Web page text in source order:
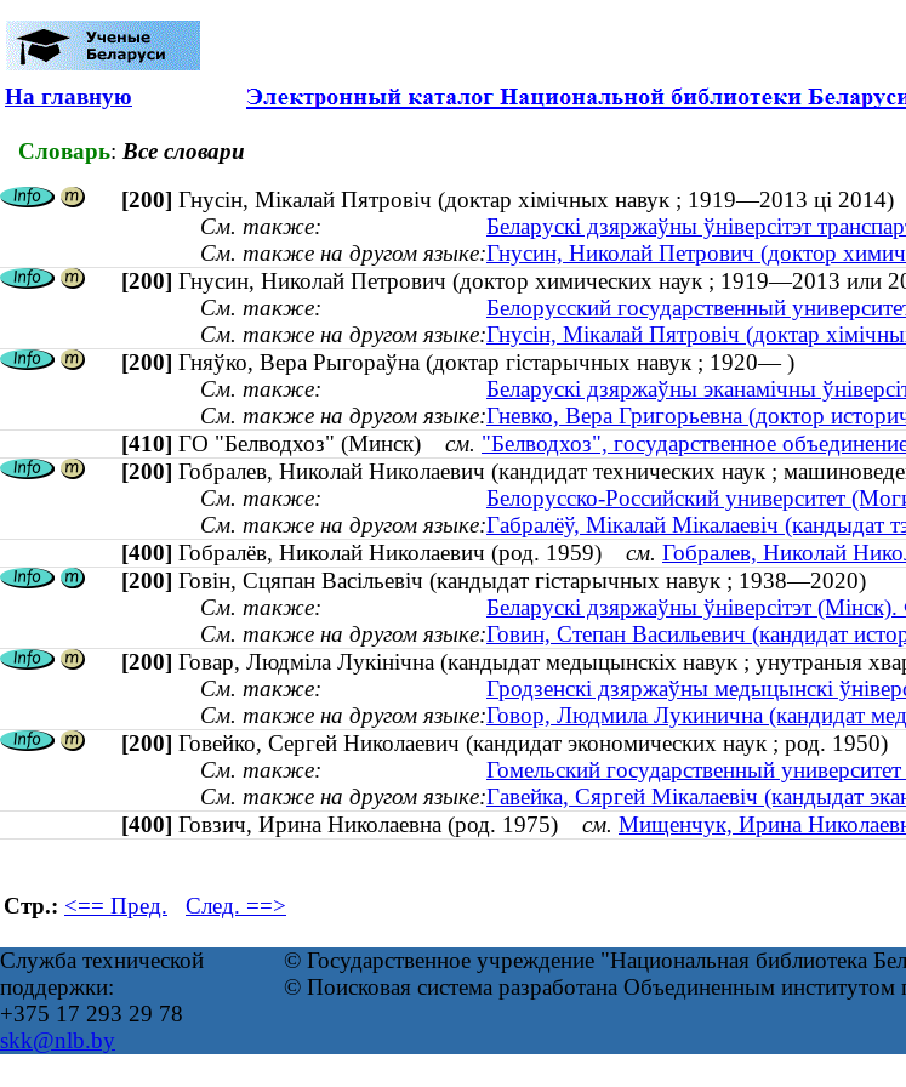
На главную
Словарь: Все словари
[200] Гнусін, Мікалай Пятровіч (доктар хімічных навук ; 1919—2013 ці 2014)
См. также:
Беларускі дзяржаўны ўніверсітэт
См. также на другом языке:Гнусин, Николай Петрович (доктор
[200] Гнусин, Николай Петрович (доктор химических наук ; 1919—2013 или
См. также:
Белорусский государственный
См. также на другом языке:Гнусін, Мікалай Пятровіч (доктар
[200] Гняўко, Вера Рыгораўна (доктар гістарычных навук ; 1920— )
См. также:
Беларускі дзяржаўны эканамічны
См. также на другом языке:Гневко, Вера Григорьевна (доктор
[410] ГО "Белводхоз" (Минск) см. "Белводхоз", государственное
[200] Гобралев, Николай Николаевич (кандидат технических наук ;
См. также:
Белорусско-Российский университет
См. также на другом языке:Габралёў, Мікалай Мікалаевіч (кандыдат
[400] Гобралёв, Николай Николаевич (род. 1959) см. Гобралев, Николай
[200] Говін, Сцяпан Васільевіч (кандыдат гістарычных навук ; 1938—2020)
См. также:
Беларускі дзяржаўны ўніверсітэт
См. также на другом языке:Говин, Степан Васильевич (кандидат
[200] Говар, Людміла Лукінічна (кандыдат медыцынскіх навук ; унутраныя
См. также:
Гродзенскі дзяржаўны медыцынскі
См. также на другом языке:Говор, Людмила Лукинична (кандидат
[200] Говейко, Сергей Николаевич (кандидат экономических наук ; род. 1950)
См. также:
Гомельский государственный
См. также на другом языке:Гавейка, Сяргей Мікалаевіч (кандыдат
[400] Говзич, Ирина Николаевна (род. 1975) см. Мищенчук, Ирина
Стр.: <== Пред. След. ==>
Служба технической
поддержки:
+375 17 293 29 78
skk@nlb.by
© Государственное учреждение "Национальная библиотека
© Поисковая система разработана Объединенным